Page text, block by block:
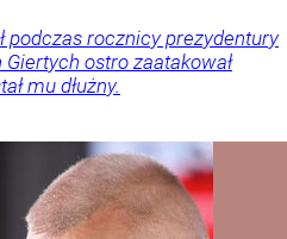
podczas rocznicy prezydentury
ostro zaatakował
mu dłużny.